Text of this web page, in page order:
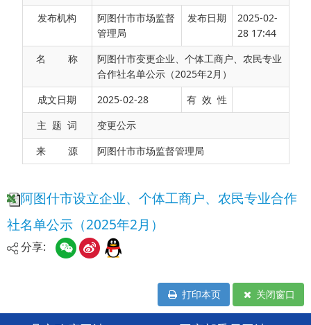
发布机构
阿图什市市场监督
管理局
发布日期
2025-02-
28 17:44
名 称
阿图什市变更企业、个体工商户、农民专业
合作社名单公示（2025年2月）
成文日期
2025-02-28
有 效 性
主 题 词
变更公示
来 源
阿图什市市场监督管理局
阿图什市设立企业、个体工商户、农民专业合作
社名单公示（2025年2月）
分享:
打印本页 关闭窗口